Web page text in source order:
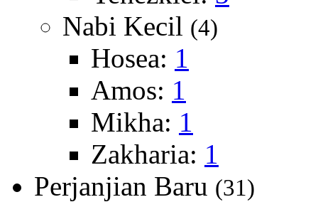
Nabi Kecil (4)
Hosea: 1
Amos: 1
Mikha: 1
Zakharia: 1
Perjanjian Baru (31)